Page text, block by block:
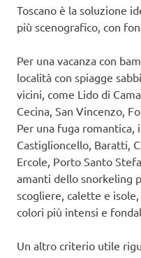
Toscano è la soluzione
più scenografico, con
Per una vacanza con
località con spiagge
vicini, come Lido di
Cecina, San Vincenzo,
Per una fuga romantica,
Castiglioncello, Baratti,
Ercole, Porto Santo
amanti dello snorkeling
scogliere, calette e
colori più intensi e
Un altro criterio utile